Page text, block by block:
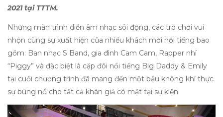
2021 tại TTTM.
Những màn trình diễn âm nhạc sôi động, các trò chơi vui
nhộn cùng sự xuất hiện của nhiều khách mời nổi tiếng bao
gồm: Ban nhạc S Band, gia đình Cam Cam, Rapper nhí
“Piggy” và đặc biệt là cặp đôi nổi tiếng Big Daddy & Emily
tại cuối chương trình đã mang đến một bầu không khí thực
sự bùng nổ cho tất cả khán giả có mặt tại sự kiện.